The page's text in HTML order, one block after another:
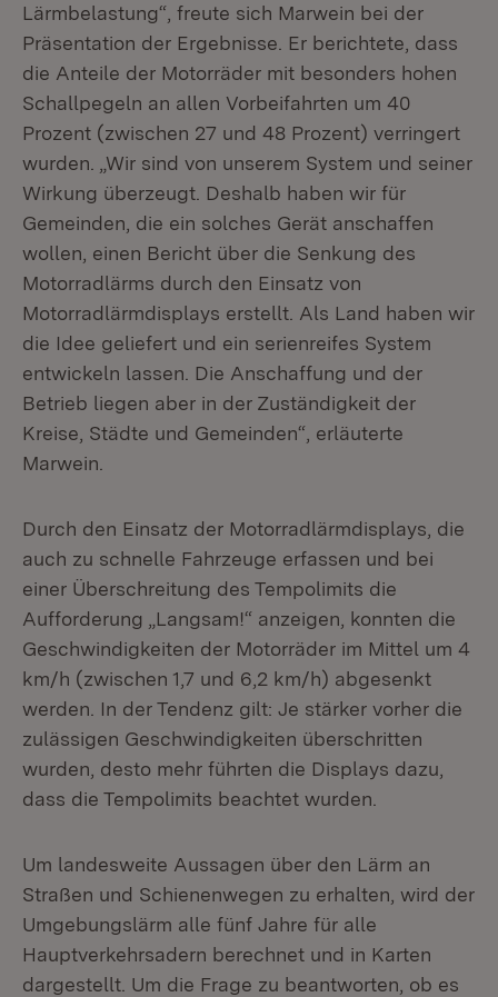
Lärmbelastung“, freute sich Marwein bei der
Präsentation der Ergebnisse. Er berichtete, dass
die Anteile der Motorräder mit besonders hohen
Schallpegeln an allen Vorbeifahrten um 40
Prozent (zwischen 27 und 48 Prozent) verringert
wurden. „Wir sind von unserem System und seiner
Wirkung überzeugt. Deshalb haben wir für
Gemeinden, die ein solches Gerät anschaffen
wollen, einen Bericht über die Senkung des
Motorradlärms durch den Einsatz von
Motorradlärmdisplays erstellt. Als Land haben wir
die Idee geliefert und ein serienreifes System
entwickeln lassen. Die Anschaffung und der
Betrieb liegen aber in der Zuständigkeit der
Kreise, Städte und Gemeinden“, erläuterte
Marwein.
Durch den Einsatz der Motorradlärmdisplays, die
auch zu schnelle Fahrzeuge erfassen und bei
einer Überschreitung des Tempolimits die
Aufforderung „Langsam!“ anzeigen, konnten die
Geschwindigkeiten der Motorräder im Mittel um 4
km/h (zwischen 1,7 und 6,2 km/h) abgesenkt
werden. In der Tendenz gilt: Je stärker vorher die
zulässigen Geschwindigkeiten überschritten
wurden, desto mehr führten die Displays dazu,
dass die Tempolimits beachtet wurden.
Um landesweite Aussagen über den Lärm an
Straßen und Schienenwegen zu erhalten, wird der
Umgebungslärm alle fünf Jahre für alle
Hauptverkehrsadern berechnet und in Karten
dargestellt. Um die Frage zu beantworten, ob es